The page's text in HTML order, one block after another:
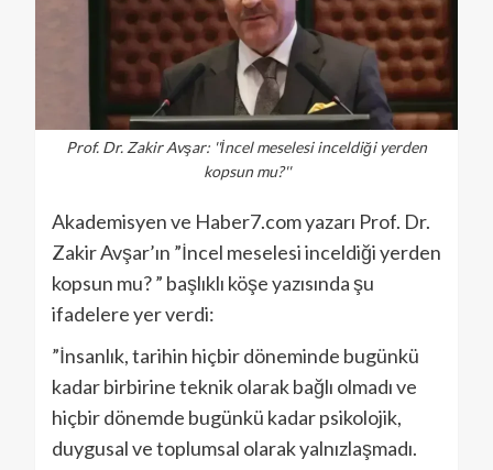
Prof. Dr. Zakir Avşar: ''İncel meselesi inceldiği yerden
kopsun mu?''
Akademisyen ve Haber7.com yazarı Prof. Dr.
Zakir Avşar’ın ”İncel meselesi inceldiği yerden
kopsun mu? ” başlıklı köşe yazısında şu
ifadelere yer verdi:
”İnsanlık, tarihin hiçbir döneminde bugünkü
kadar birbirine teknik olarak bağlı olmadı ve
hiçbir dönemde bugünkü kadar psikolojik,
duygusal ve toplumsal olarak yalnızlaşmadı.